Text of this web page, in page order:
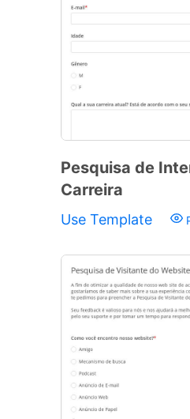
Pesquisa de
Carreira
Use Template